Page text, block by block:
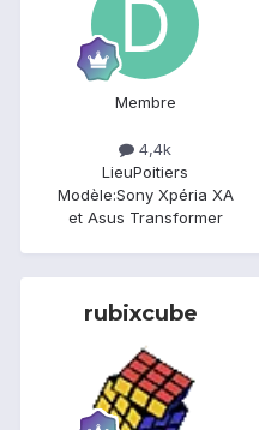
Membre
4,4k
LieuPoitiers
Modèle:Sony Xpéria XA
et Asus Transformer
rubixcube